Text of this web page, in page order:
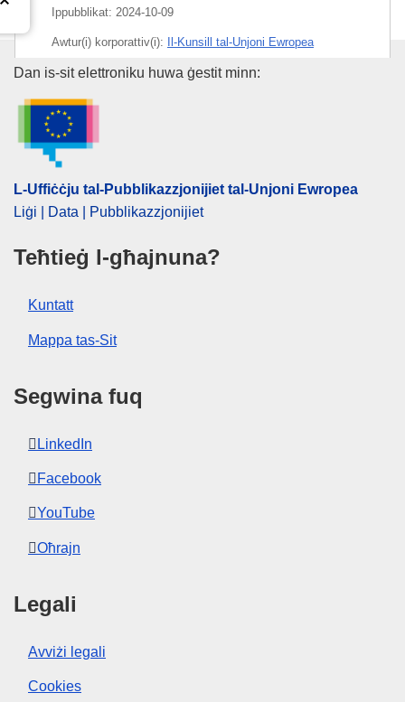
Ippubblikat: 2024-10-09
Awtur(i) korporattiv(i): Il-Kunsill tal-Unjoni Ewropea
IMMC : ST 14370 2024 INIT
L-Uffiċċju tal-Pubblikazzjonijiet
Dan is-sit elettroniku huwa ġestit minn:
L-Uffiċċju tal-Pubblikazzjonijiet tal-Unjoni Ewropea
Liġi | Data | Pubblikazzjonijiet
Teħtieġ l-għajnuna?
Kuntatt
Mappa tas-Sit
Segwina fuq
LinkedIn
Facebook
YouTube
Oħrajn
Legali
Avviżi legali
Cookies